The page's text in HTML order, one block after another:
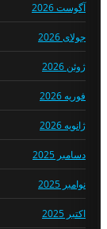
آگوست 2026
جولای 2026
ژوئن 2026
فوریه 2026
ژانویه 2026
دسامبر 2025
نوامبر 2025
اکتبر 2025